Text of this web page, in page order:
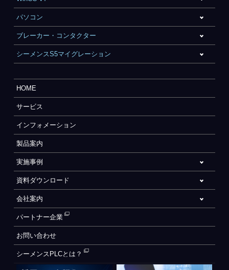
パソコン
ブレーカー・コンタクター
シーメンスS5マイグレーション
HOME
サービス
インフォメーション
製品案内
実施事例
資料ダウンロード
会社案内
パートナー企業
お問い合わせ
シーメンスPLCとは？